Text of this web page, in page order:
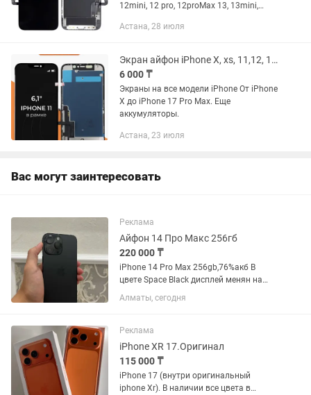
12mini, 12 pro, 12proMax 13, 13mini,
14pro, 14 proMax 15, 15Plus, 15Pro,...
Астана, 28 июля
Экран айфон iPhone X, xs, 11,12, 13, 14, 15, 16, 17 pro max дисплей
6 000 ₸
Экраны на все модели iPhone От iPhone
X до iPhone 17 Pro Max. Еще
аккумуляторы.
Астана, 23 июля
Вас могут заинтересовать
Реклама
Айфон 14 Про Макс 256гб
220 000 ₸
iPhone 14 Pro Max 256gb,76%акб В
цвете Space Black дисплей менян на
качественный(за 30к менял)120гц олед
Остальное все родное,все работает
11,12,13,14,15,16,17
Алматы, сегодня
Реклама
iPhone XR 17.Оригинал
115 000 ₸
iPhone 17 (внутри оригинальный
iphone Xr). В наличии все цвета в